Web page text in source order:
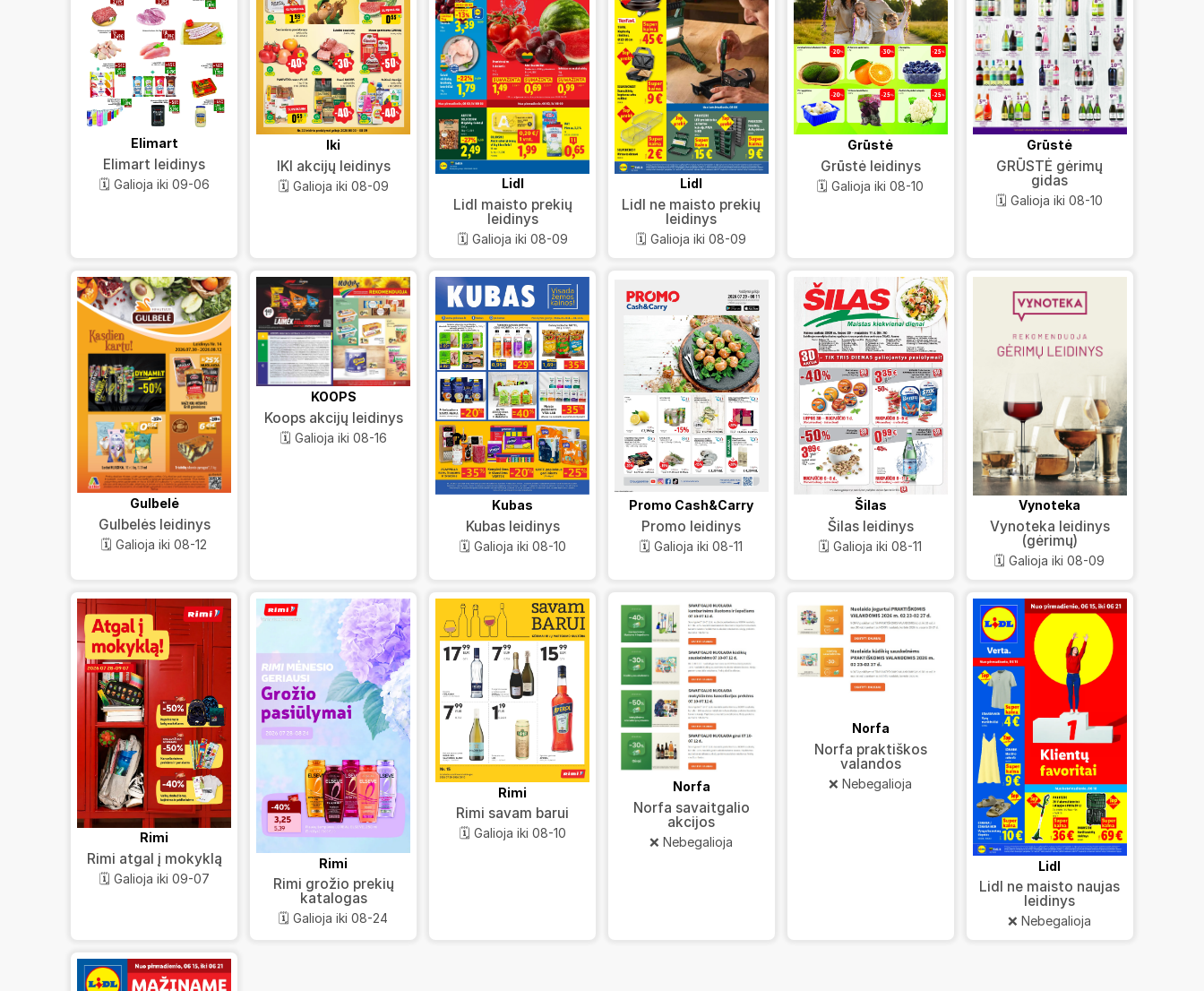
Elimart
Elimart leidinys
🗓️ Galioja iki 09-06
Iki
IKI akcijų leidinys
🗓️ Galioja iki 08-09 Lidl
Lidl maisto prekių
leidinys
🗓️ Galioja iki 08-09
Lidl
Lidl ne maisto prekių
leidinys
🗓️ Galioja iki 08-09
Grūstė
Grūstė leidinys
🗓️ Galioja iki 08-10
Grūstė
GRŪSTĖ gėrimų
gidas
🗓️ Galioja iki 08-10
Gulbelė
Gulbelės leidinys
🗓️ Galioja iki 08-12
KOOPS
Koops akcijų leidinys
🗓️ Galioja iki 08-16
Kubas
Kubas leidinys
🗓️ Galioja iki 08-10
Promo Cash&Carry
Promo leidinys
🗓️ Galioja iki 08-11
Šilas
Šilas leidinys
🗓️ Galioja iki 08-11
Vynoteka
Vynoteka leidinys
(gėrimų)
🗓️ Galioja iki 08-09
Rimi
Rimi atgal į mokyklą
🗓️ Galioja iki 09-07
Rimi
Rimi grožio prekių
katalogas
🗓️ Galioja iki 08-24
Rimi
Rimi savam barui
🗓️ Galioja iki 08-10
Norfa
Norfa savaitgalio
akcijos
❌ Nebegalioja
Norfa
Norfa praktiškos
valandos
❌ Nebegalioja
Lidl
Lidl ne maisto naujas
leidinys
❌ Nebegalioja